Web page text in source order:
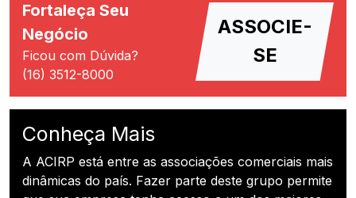
Fortaleça Seu
Negócio
Ficou com Dúvida?
(16) 3512-8000
ASSOCIE-
SE
Conheça Mais
A ACIRP está entre as associações comerciais mais
dinâmicas do país. Fazer parte deste grupo permite